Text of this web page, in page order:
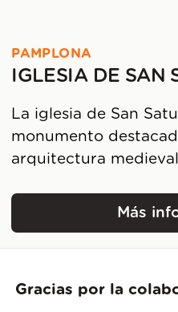
PAMPLONA
IGLESIA DE SAN
La iglesia de San
monumento
arquitectura
Más
Gracias por la